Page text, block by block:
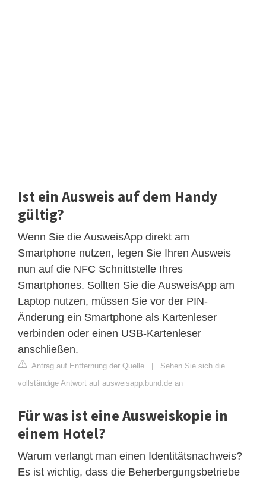
Ist ein Ausweis auf dem Handy
gültig?
Wenn Sie die AusweisApp direkt am
Smartphone nutzen, legen Sie Ihren Ausweis
nun auf die NFC Schnittstelle Ihres
Smartphones. Sollten Sie die AusweisApp am
Laptop nutzen, müssen Sie vor der PIN-
Änderung ein Smartphone als Kartenleser
verbinden oder einen USB-Kartenleser
anschließen.
Antrag auf Entfernung der Quelle | Sehen Sie sich die
vollständige Antwort auf ausweisapp.bund.de an
Für was ist eine Ausweiskopie in
einem Hotel?
Warum verlangt man einen Identitätsnachweis?
Es ist wichtig, dass die Beherbergungsbetriebe